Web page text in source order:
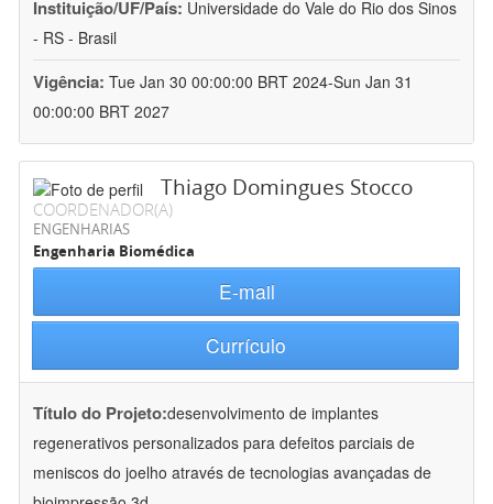
Instituição/UF/País: Universidade do Vale do Rio dos Sinos
- RS - Brasil
Vigência: Tue Jan 30 00:00:00 BRT 2024-Sun Jan 31
00:00:00 BRT 2027
Thiago Domingues Stocco
COORDENADOR(A)
ENGENHARIAS
Engenharia Biomédica
E-mail
Currículo
Título do Projeto:desenvolvimento de implantes
regenerativos personalizados para defeitos parciais de
meniscos do joelho através de tecnologias avançadas de